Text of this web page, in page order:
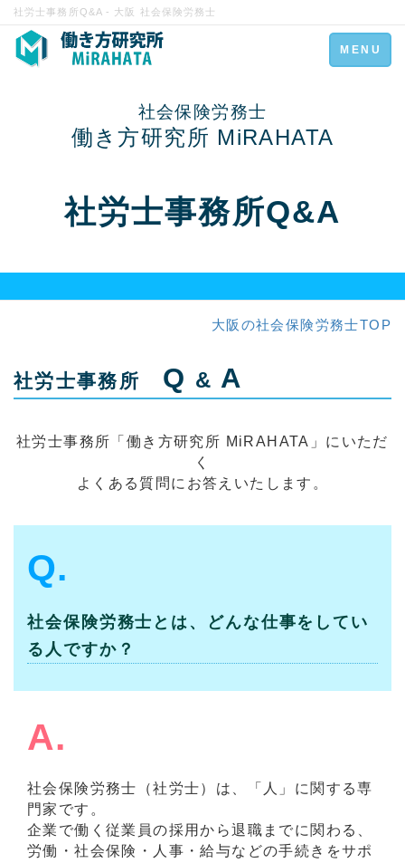
社労士事務所Q&A - 大阪 社会保険労務士
Toggle
navigation
MENU
社会保険労務士
働き方研究所 MiRAHATA
社労士事務所Q&A
大阪の社会保険労務士TOP
社労士事務所 Q & A
社労士事務所「働き方研究所 MiRAHATA」にいただ
く
よくある質問にお答えいたします。
Q.
社会保険労務士とは、どんな仕事をしてい
る人ですか？
A.
社会保険労務士（社労士）は、「人」に関する専
門家です。
企業で働く従業員の採用から退職までに関わる、
労働・社会保険・人事・給与などの手続きをサポ